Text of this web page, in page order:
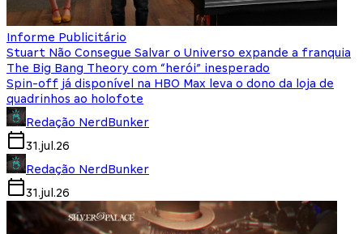
Informe Publicitário
Stuart Não Consegue Salvar o Universo expande a franquia
The Big Bang Theory com “herói” inesperado
Spin-off já disponível na HBO Max leva o dono da loja de
quadrinhos ao holofote
Redação NerdBunker
31.jul.26
Redação NerdBunker
31.jul.26